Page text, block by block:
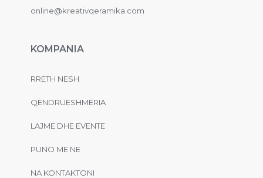
online@kreativqeramika.com
KOMPANIA
RRETH NESH
QËNDRUESHMËRIA
LAJME DHE EVENTE
PUNO ME NE
NA KONTAKTONI